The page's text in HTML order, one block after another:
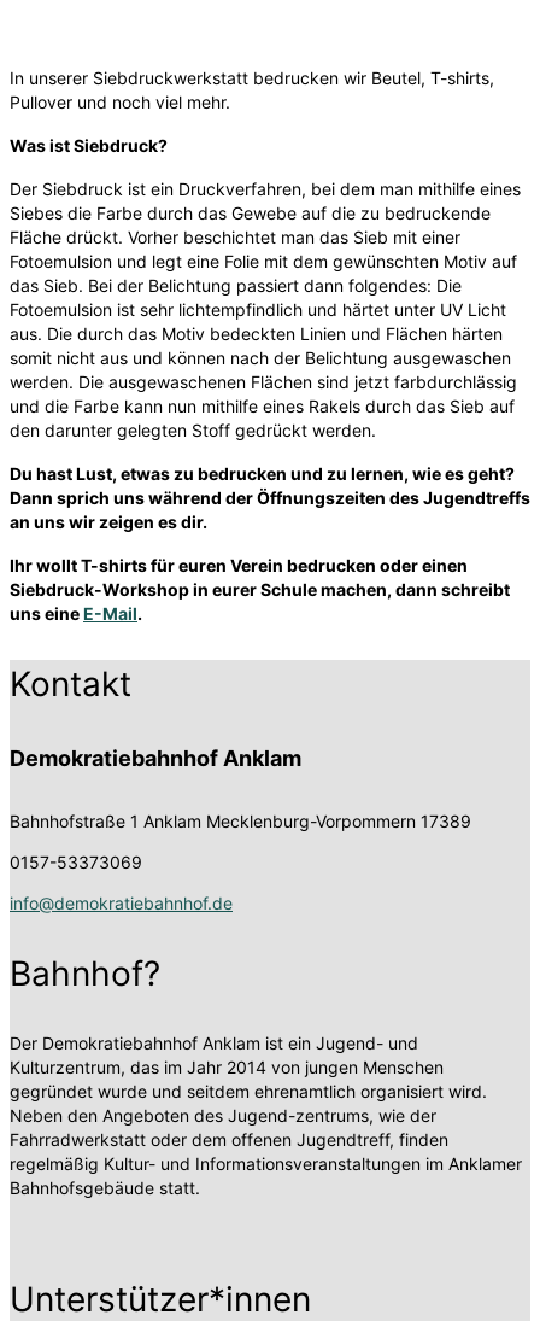
In unserer Siebdruckwerkstatt bedrucken wir Beutel, T-shirts,
Pullover und noch viel mehr.
Was ist Siebdruck?
Der Siebdruck ist ein Druckverfahren, bei dem man mithilfe eines
Siebes die Farbe durch das Gewebe auf die zu bedruckende
Fläche drückt. Vorher beschichtet man das Sieb mit einer
Fotoemulsion und legt eine Folie mit dem gewünschten Motiv auf
das Sieb. Bei der Belichtung passiert dann folgendes: Die
Fotoemulsion ist sehr lichtempfindlich und härtet unter UV Licht
aus. Die durch das Motiv bedeckten Linien und Flächen härten
somit nicht aus und können nach der Belichtung ausgewaschen
werden. Die ausgewaschenen Flächen sind jetzt farbdurchlässig
und die Farbe kann nun mithilfe eines Rakels durch das Sieb auf
den darunter gelegten Stoff gedrückt werden.
Du hast Lust, etwas zu bedrucken und zu lernen, wie es geht?
Dann sprich uns während der Öffnungszeiten des Jugendtreffs
an uns wir zeigen es dir.
Ihr wollt T-shirts für euren Verein bedrucken oder einen
Siebdruck-Workshop in eurer Schule machen, dann schreibt
uns eineE-Mail.
Kontakt
Demokratiebahnhof Anklam
Bahnhofstraße 1 Anklam Mecklenburg-Vorpommern 17389
0157-53373069
info@demokratiebahnhof.de
Bahnhof?
Der Demokratiebahnhof Anklam ist ein Jugend- und
Kulturzentrum, das im Jahr 2014 von jungen Menschen
gegründet wurde und seitdem ehrenamtlich organisiert wird.
Neben den Angeboten des Jugend-zentrums, wie der
Fahrradwerkstatt oder dem offenen Jugendtreff, finden
regelmäßig Kultur- und Informationsveranstaltungen im Anklamer
Bahnhofsgebäude statt.
Unterstützer*innen